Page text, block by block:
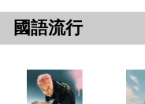
國語流行